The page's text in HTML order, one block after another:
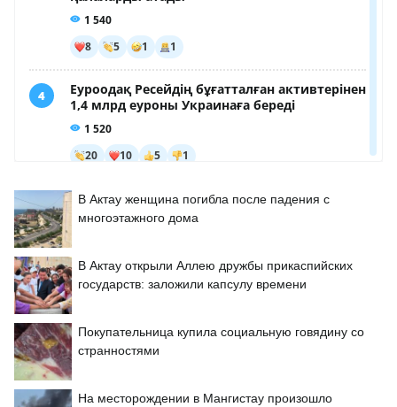
В Актау женщина погибла после падения с
многоэтажного дома
В Актау открыли Аллею дружбы прикаспийских
государств: заложили капсулу времени
Покупательница купила социальную говядину со
странностями
На месторождении в Мангистау произошло